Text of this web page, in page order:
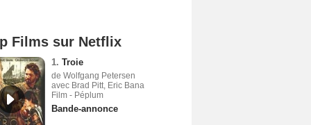
Films sur Netflix
1. Troie
de Wolfgang Petersen
avec Brad Pitt, Eric Bana
Film - Péplum
Bande-annonce